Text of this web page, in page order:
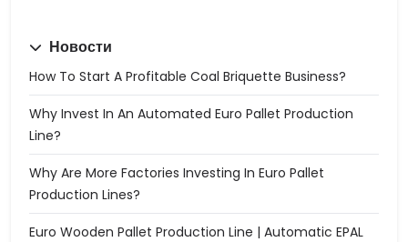
Новости
How To Start A Profitable Coal Briquette Business?
Why Invest In An Automated Euro Pallet Production
Line?
Why Are More Factories Investing In Euro Pallet
Production Lines?
Euro Wooden Pallet Production Line | Automatic EPAL